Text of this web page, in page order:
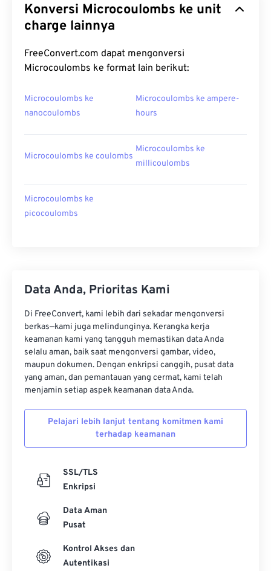
Konversi Microcoulombs ke unit
charge lainnya
FreeConvert.com dapat mengonversi
Microcoulombs ke format lain berikut:
Microcoulombs ke
nanocoulombs
Microcoulombs ke ampere-
hours
Microcoulombs ke coulombs
Microcoulombs ke
millicoulombs
Microcoulombs ke
picocoulombs
Data Anda, Prioritas Kami
Di FreeConvert, kami lebih dari sekadar mengonversi
berkas—kami juga melindunginya. Kerangka kerja
keamanan kami yang tangguh memastikan data Anda
selalu aman, baik saat mengonversi gambar, video,
maupun dokumen. Dengan enkripsi canggih, pusat data
yang aman, dan pemantauan yang cermat, kami telah
menjamin setiap aspek keamanan data Anda.
Pelajari lebih lanjut tentang komitmen kami
terhadap keamanan
SSL/TLS
Enkripsi
Data Aman
Pusat
Kontrol Akses dan
Autentikasi